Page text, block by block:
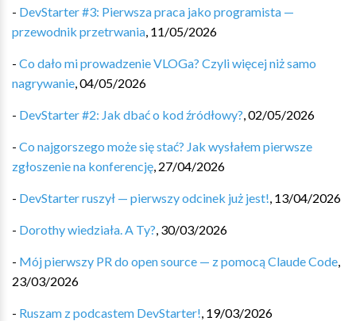
- DevStarter #3: Pierwsza praca jako programista —
przewodnik przetrwania, 11/05/2026
- Co dało mi prowadzenie VLOGa? Czyli więcej niż samo
nagrywanie,04/05/2026
- DevStarter #2: Jak dbać o kod źródłowy?,02/05/2026
- Co najgorszego może się stać? Jak wysłałem pierwsze
zgłoszenie na konferencję, 27/04/2026
- DevStarter ruszył — pierwszy odcinek już jest!, 13/04/2026
- Dorothy wiedziała. A Ty?, 30/03/2026
- Mój pierwszy PR do open source — z pomocą Claude Code,
23/03/2026
- Ruszam z podcastem DevStarter!, 19/03/2026